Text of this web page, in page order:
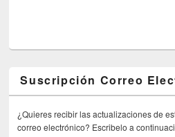
Suscripción Correo
¿Quieres recibir las actualizaciones de
correo electrónico? Escribelo a